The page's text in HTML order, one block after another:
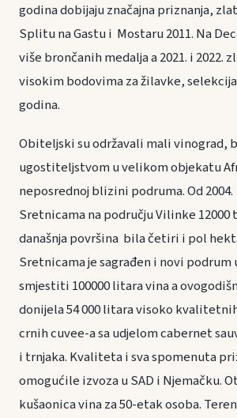
godina dobijaju značajna priznanja,
Splitu na Gastu i Mostaru 2011. Na
više brončanih medalja a 2021. i 2022.
visokim bodovima za žilavke,
godina.
Obiteljski su održavali mali vinograd,
ugostiteljstvom u velikom objekatu
neposrednoj blizini podruma. Od 2004.
Sretnicama na području Vilinke 12000
današnja površina bila četiri i pol
Sretnicama je sagrađen i novi podrum
smjestiti 100000 litara vina a
donijela 54 000 litara visoko
crnih cuvee-a sa udjelom cabernet
i trnjaka. Kvaliteta i sva spomenuta
omogućile izvoza u SAD i Njemačku.
kušaonica vina za 50-etak osoba.